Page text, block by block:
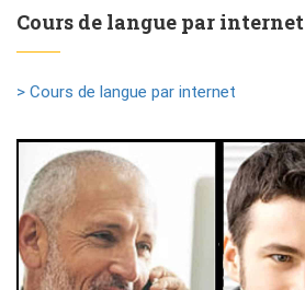
Cours de langue par internet
> Cours de langue par internet